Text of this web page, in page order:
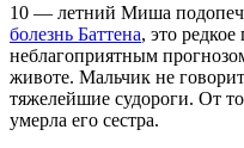
10 — летний Миша
болезнь Баттена, это редкое
неблагоприятным
животе. Мальчик не
тяжелейшие судороги. От
умерла его сестра.